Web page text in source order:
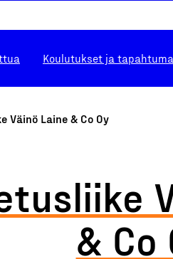
Koulutukset ja
Väinö Laine & Co Oy
& Co